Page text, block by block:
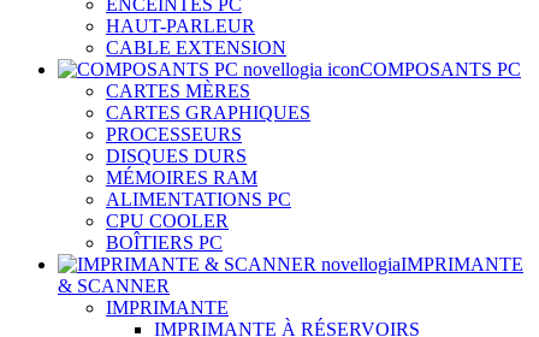
ENCEINTES PC
HAUT-PARLEUR
CABLE EXTENSION
COMPOSANTS PC
CARTES MÈRES
CARTES GRAPHIQUES
PROCESSEURS
DISQUES DURS
MÉMOIRES RAM
ALIMENTATIONS PC
CPU COOLER
BOÎTIERS PC
IMPRIMANTE
& SCANNER
IMPRIMANTE
IMPRIMANTE À RÉSERVOIRS